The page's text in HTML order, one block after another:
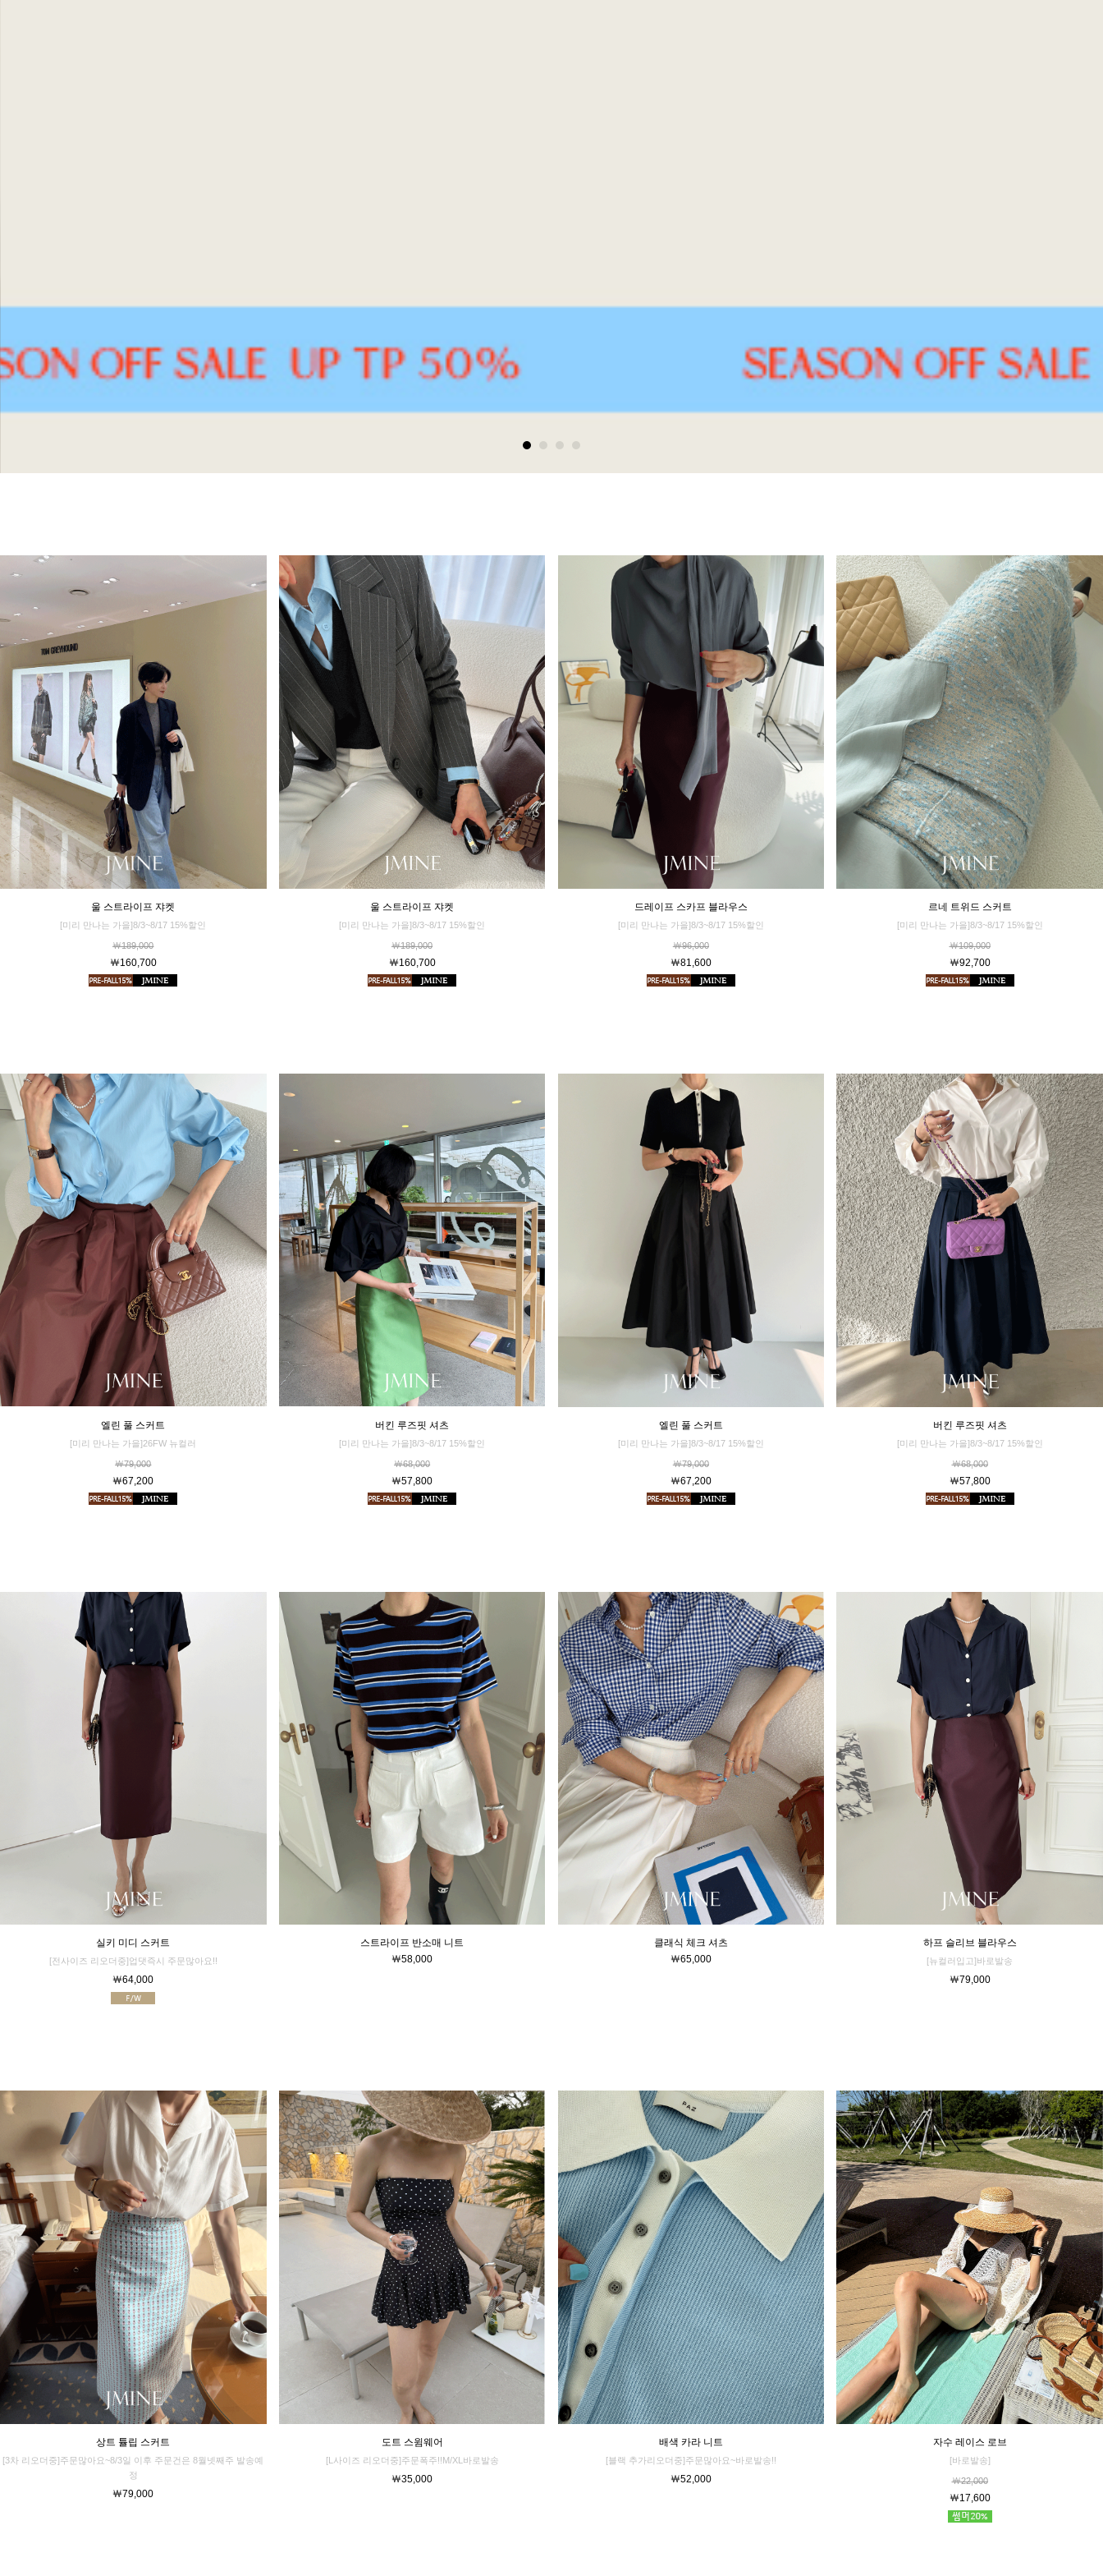
울 스트라이프 쟈켓
[미리 만나는 가을]8/3~8/17 15%할인
￦189,000
￦160,700
울 스트라이프 쟈켓
[미리 만나는 가을]8/3~8/17 15%할인
￦189,000
￦160,700
드레이프 스카프 블라우스
[미리 만나는 가을]8/3~8/17 15%할인
￦96,000
￦81,600
르네 트위드 스커트
[미리 만나는 가을]8/3~8/17 15%할인
￦109,000
￦92,700
엘린 풀 스커트
[미리 만나는 가을]26FW 뉴컬러
￦79,000
￦67,200
버킨 루즈핏 셔츠
[미리 만나는 가을]8/3~8/17 15%할인
￦68,000
￦57,800
엘린 풀 스커트
[미리 만나는 가을]8/3~8/17 15%할인
￦79,000
￦67,200
버킨 루즈핏 셔츠
[미리 만나는 가을]8/3~8/17 15%할인
￦68,000
￦57,800
실키 미디 스커트
[전사이즈 리오더중]업댓즉시 주문많아요!!
￦64,000
스트라이프 반소매 니트
￦58,000
클래식 체크 셔츠
￦65,000
하프 슬리브 블라우스
[뉴컬러입고]바로발송
￦79,000
상트 튤립 스커트
[3차 리오더중]주문많아요~8/3일 이후 주문건은 8월넷째주 발송예
정
￦79,000
도트 스윔웨어
[L사이즈 리오더중]주문폭주!!M/XL바로발송
￦35,000
배색 카라 니트
[블랙 추가리오더중]주문많아요~바로발송!!
￦52,000
자수 레이스 로브
[바로발송]
￦22,000
￦17,600